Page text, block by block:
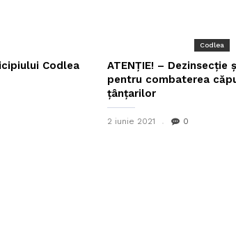
Codlea
Codlea
ATENȚIE! – Dezinsecție
pentru combaterea
țânțarilor
2 iunie 2021 0